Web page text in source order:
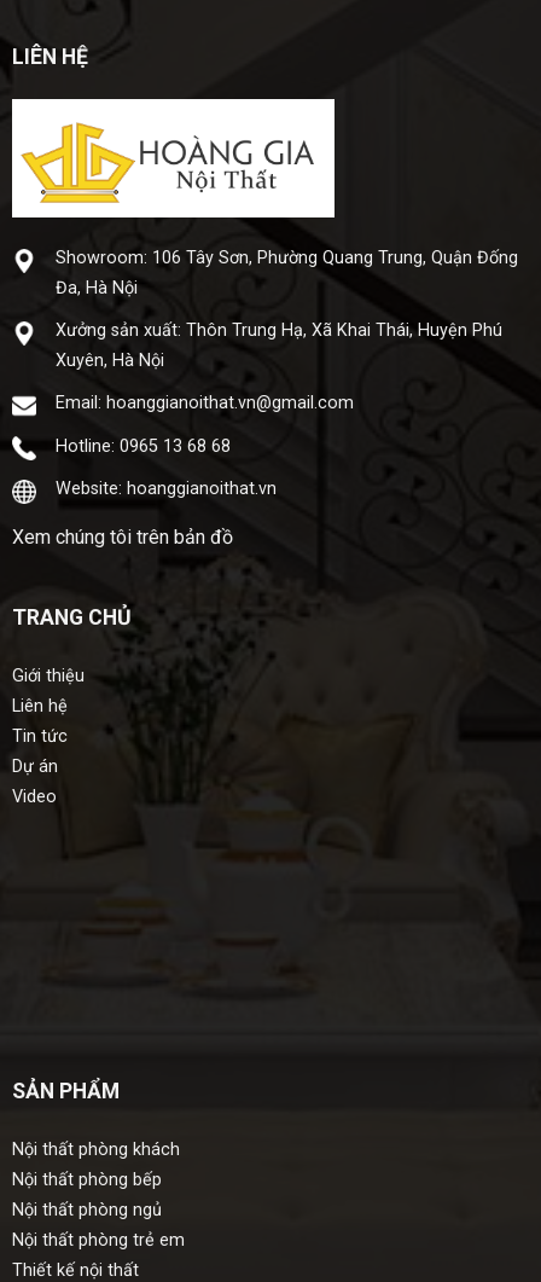
LIÊN HỆ
Showroom: 106 Tây Sơn, Phường Quang Trung, Quận Đống
Đa, Hà Nội
Xưở​ng sả​n xuấ​t: Thôn Trung Hạ, Xã Khai Thái, Huyện Phú
Xuyên, Hà Nội
Email: hoanggianoithat.vn@gmail.com
Hotline: 0965 13 68 68
Website: hoanggianoithat.vn
Xem chúng tôi trên bản đồ
TRANG CHỦ
Giới thiệu
Liên hệ
Tin tức
Dự án
Video
SẢN PHẨM
Nội thất phòng khách
Nội thất phòng bếp
Nội thất phòng ngủ
Nội thất phòng trẻ em
Thiết kế nội thất